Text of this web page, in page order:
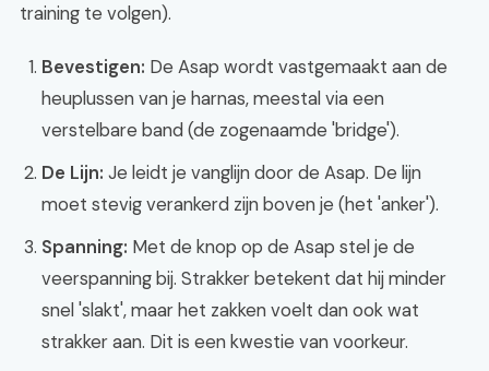
training te volgen).
Bevestigen: De Asap wordt vastgemaakt aan de
heuplussen van je harnas, meestal via een
verstelbare band (de zogenaamde 'bridge').
De Lijn: Je leidt je vanglijn door de Asap. De lijn
moet stevig verankerd zijn boven je (het 'anker').
Spanning: Met de knop op de Asap stel je de
veerspanning bij. Strakker betekent dat hij minder
snel 'slakt', maar het zakken voelt dan ook wat
strakker aan. Dit is een kwestie van voorkeur.